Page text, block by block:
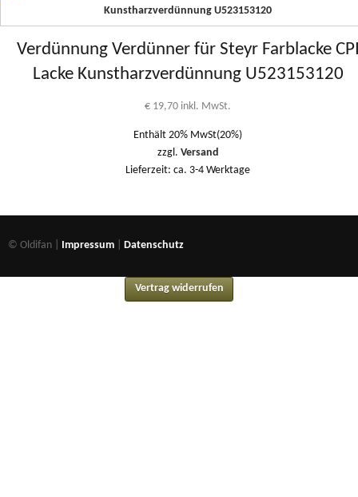
Verdünnung Verdünner für Steyr Farblacke
Lacke Kunstharzverdünnung U523153120
€ 19,70 inkl. MwSt.
Enthält 20% MwSt(20%)
zzgl. Versand
Lieferzeit: ca. 3-4 Werktage
© Oldifan | Impressum Datenschutz
Vertrag widerrufen